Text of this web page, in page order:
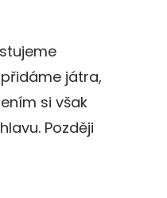
játra,
si však
Později